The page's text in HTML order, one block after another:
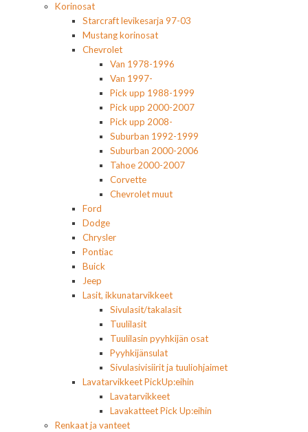
Korinosat
Starcraft levikesarja 97-03
Mustang korinosat
Chevrolet
Van 1978-1996
Van 1997-
Pick upp 1988-1999
Pick upp 2000-2007
Pick upp 2008-
Suburban 1992-1999
Suburban 2000-2006
Tahoe 2000-2007
Corvette
Chevrolet muut
Ford
Dodge
Chrysler
Pontiac
Buick
Jeep
Lasit, ikkunatarvikkeet
Sivulasit/takalasit
Tuulilasit
Tuulilasin pyyhkijän osat
Pyyhkijänsulat
Sivulasivisiirit ja tuuliohjaimet
Lavatarvikkeet PickUp:eihin
Lavatarvikkeet
Lavakatteet Pick Up:eihin
Renkaat ja vanteet